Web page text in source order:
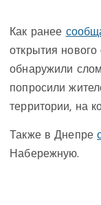
Как ранее
открытия
обнаружили
попросили
территории, на
Также в Днепре
Набережную.